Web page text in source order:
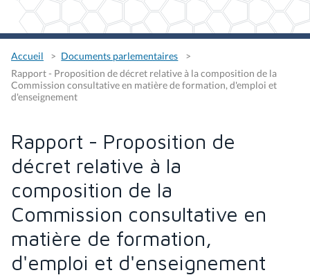
Accueil
Documents parlementaires
Rapport - Proposition de décret relative à la composition de la
Commission consultative en matière de formation, d'emploi et
d'enseignement
Rapport - Proposition de
décret relative à la
composition de la
Commission consultative en
matière de formation,
d'emploi et d'enseignement